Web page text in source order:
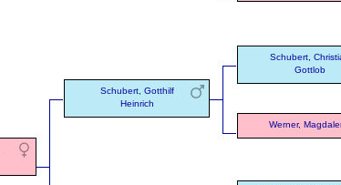
Schubert, Gotthilf
Heinrich
Schubert,
Gottlob
Werner,